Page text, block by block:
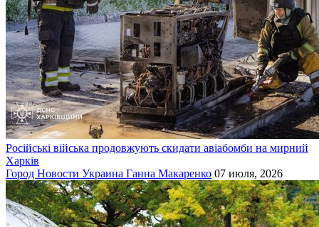
Російські війська продовжують скидати авіабомби на мирний
Харків
Город Новости Украина Ганна Макаренко 07 июля, 2026